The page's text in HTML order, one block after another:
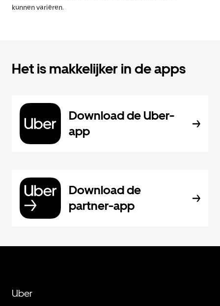
kunnen variëren.
Het is makkelijker in de apps
Download de Uber-
app
Download de
partner-app
Uber